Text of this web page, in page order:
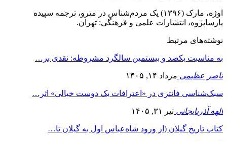
اوژه، مارک (۱۳۹۶) یک مردم‌شناس در مترو، ترجمه سپیده
پارساپژوه، انتشارات علمی و فرهنگی: تهران.
نوشته‌های مرتبط
به مناسبت یکصد و بیستمین سالگرد مشروطه: نقدی بر…
ناصر عظیمی مرداد ۱۴, ۱۴۰۵
سبک‌شناسی فانتزی در «اعترافات یک دوست خیالی» اثر…
الهه آذربایجانی تیر ۳۱, ۱۴۰۵
کتاب تاریخ گیلان (از ورود شاه‌عباس اول به گیلان تا…